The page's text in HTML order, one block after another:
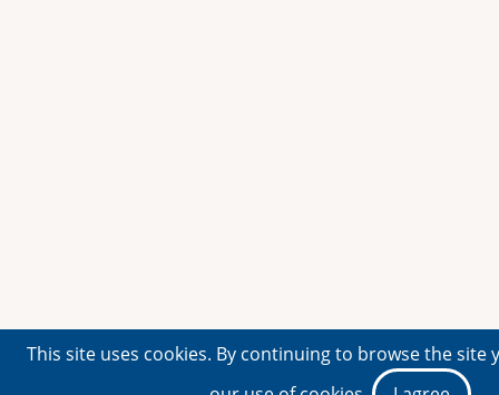
This site uses cookies. By continuing to browse the site